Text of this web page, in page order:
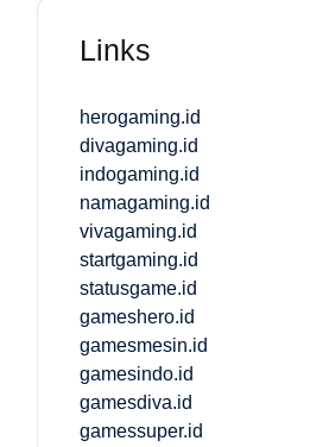
Links
herogaming.id
divagaming.id
indogaming.id
namagaming.id
vivagaming.id
startgaming.id
statusgame.id
gameshero.id
gamesmesin.id
gamesindo.id
gamesdiva.id
gamessuper.id